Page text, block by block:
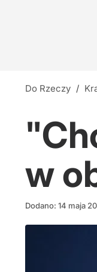
Do Rzeczy /
w
Dodano: 14 maja